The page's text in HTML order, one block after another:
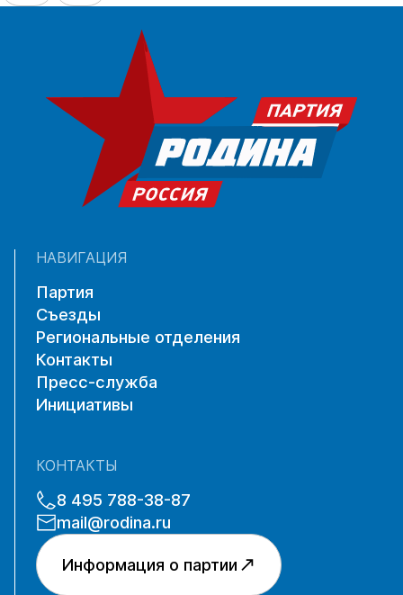
НАВИГАЦИЯ
Партия
Съезды
Региональные отделения
Контакты
Пресс-служба
Инициативы
КОНТАКТЫ
8 495 788-38-87
mail@rodina.ru
Информация о партии